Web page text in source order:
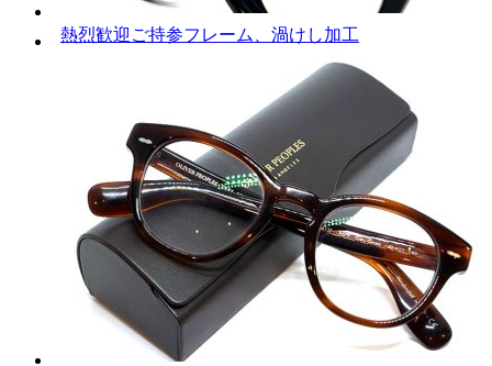
熱烈歓迎ご持参フレーム、渦けし加工